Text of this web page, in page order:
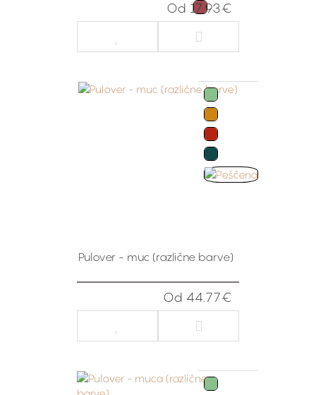
Od 17.93€
Pulover - muc (različne barve)
Od 44.77€